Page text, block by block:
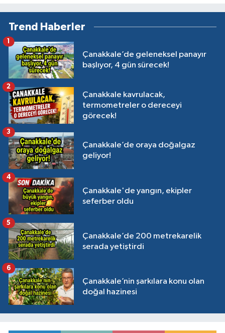
Trend Haberler
Çanakkale’de geleneksel panayır
başlıyor, 4 gün sürecek!
1
Çanakkale kavrulacak,
termometreler o dereceyi
görecek!
2
Çanakkale’de oraya doğalgaz
geliyor!
3
Çanakkale'de yangın, ekipler
seferber oldu
4
Çanakkale’de 200 metrekarelik
serada yetiştirdi
5
Çanakkale’nin şarkılara konu olan
doğal hazinesi
6